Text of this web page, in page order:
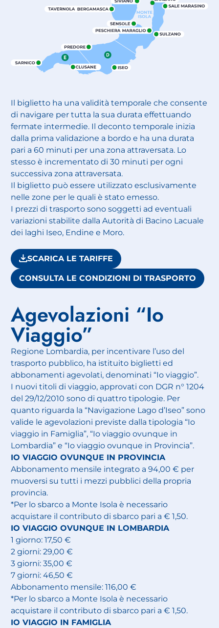
Il biglietto ha una validità temporale che consente
di navigare per tutta la sua durata effettuando
fermate intermedie. Il deconto temporale inizia
dalla prima validazione a bordo e ha una durata
pari a 60 minuti per una zona attraversata. Lo
stesso è incrementato di 30 minuti per ogni
successiva zona attraversata.
Il biglietto può essere utilizzato esclusivamente
nelle zone per le quali è stato emesso.
I prezzi di trasporto sono soggetti ad eventuali
variazioni stabilite dalla Autorità di Bacino Lacuale
dei laghi Iseo, Endine e Moro.
SCARICA LE TARIFFE
CONSULTA LE CONDIZIONI DI TRASPORTO
Agevolazioni “Io
Viaggio”
Regione Lombardia, per incentivare l’uso del
trasporto pubblico, ha istituito biglietti ed
abbonamenti agevolati, denominati “Io viaggio”.
I nuovi titoli di viaggio, approvati con DGR n° 1204
del 29/12/2010 sono di quattro tipologie. Per
quanto riguarda la “Navigazione Lago d’Iseo” sono
valide le agevolazioni previste dalla tipologia “Io
viaggio in Famiglia”, “Io viaggio ovunque in
Lombardia” e “Io viaggio ovunque in Provincia”.
IO VIAGGIO OVUNQUE IN PROVINCIA
Abbonamento mensile integrato a 94,00 € per
muoversi su tutti i mezzi pubblici della propria
provincia.
*Per lo sbarco a Monte Isola è necessario
acquistare il contributo di sbarco pari a € 1,50.
IO VIAGGIO OVUNQUE IN LOMBARDIA
1 giorno: 17,50 €
2 giorni: 29,00 €
3 giorni: 35,00 €
7 giorni: 46,50 €
Abbonamento mensile: 116,00 €
*Per lo sbarco a Monte Isola è necessario
acquistare il contributo di sbarco pari a € 1,50.
IO VIAGGIO IN FAMIGLIA